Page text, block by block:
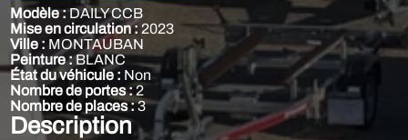
Modèle :DAILY CCB
Mise en circulation : 2023
Ville : MONTAUBAN
Peinture :BLANC
État du véhicule : Non
Nombre de portes :2
Nombre de places :3
Description